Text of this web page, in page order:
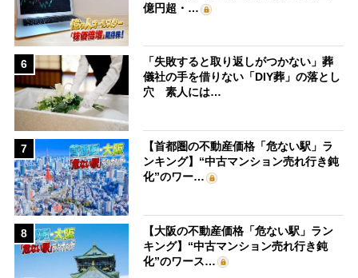
億円超・…
6
「失敗すると取り返しがつかない」葬
儀社の手を借りない「DIY葬」の落とし
穴 素人には…
7
【首都圏の不動産価格「危ない駅」ラ
ンキング】“中古マンション売れ行き鈍
化”のワー…
8
【大阪の不動産価格「危ない駅」ラン
キング】“中古マンション売れ行き鈍
化”のワース…